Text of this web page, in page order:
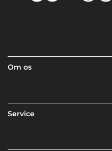
Om os
Service